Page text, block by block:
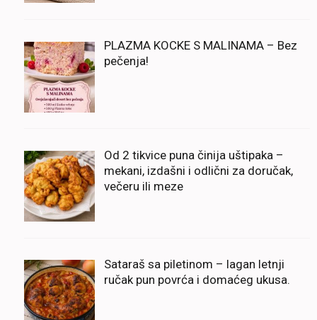
PLAZMA KOCKE S MALINAMA – Bez
pečenja!
Od 2 tikvice puna činija uštipaka –
mekani, izdašni i odlični za doručak,
večeru ili meze
Sataraš sa piletinom – lagan letnji
ručak pun povrća i domaćeg ukusa.